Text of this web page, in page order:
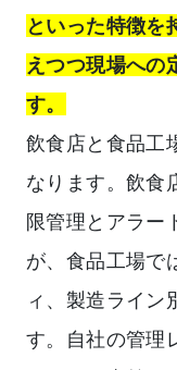
といった特徴を
えつつ現場への
す。
飲食店と食品工
なります。飲食
限管理とアラー
が、食品工場で
ィ、製造ライン
す。自社の管理